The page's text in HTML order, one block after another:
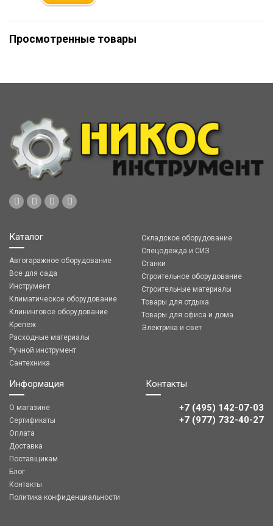
Просмотренные товары
Каталог
Автогаражное оборудование
Все для сада
Инструмент
Климатическое оборудование
Клининговое оборудование
Крепеж
Расходные материалы
Ручной инструмент
Сантехника
Складское оборудование
Спецодежда и СИЗ
Станки
Строительное оборудование
Строительные материалы
Товары для отдыха
Товары для офиса и дома
Электрика и свет
Информация
О магазине
Сертификаты
Оплата
Доставка
Поставщикам
Блог
Контакты
Политика конфиденциальности
Контакты
+7 (495) 142-07-03
‎‎+7 (977) 732-40-27